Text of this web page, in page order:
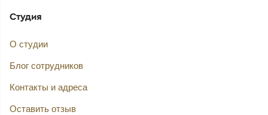
Студия
О студии
Блог сотрудников
Контакты и адреса
Оставить отзыв